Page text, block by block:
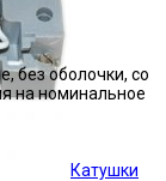
Катушки
без оболочки, со
на номинальное